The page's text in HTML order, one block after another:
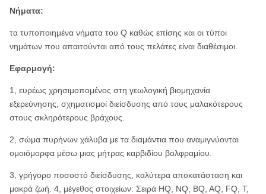
Νήματα:
τα τυποποιημένα νήματα του Q καθώς επίσης και οι τύποι
νημάτων που απαιτούνται από τους πελάτες είναι διαθέσιμοι.
Εφαρμογή:
1, ευρέως χρησιμοπομένος στη γεωλογική βιομηχανία
εξερεύνησης, σχηματισμοί διείσδυσης από τους μαλακότερους
στους σκληρότερους βράχους.
2, σώμα πυρήνων χάλυβα με τα διαμάντια που αναμιγνύονται
ομοιόμορφα μέσω μιας μήτρας καρβιδίου βολφραμίου.
3, γρήγορο ποσοστό διείσδυσης, καλύτερα αποκατάσταση και
μακρά ζωή. 4, μέγεθος στοιχείων: Σειρά HQ, NQ, BQ, AQ, FQ, Τ,